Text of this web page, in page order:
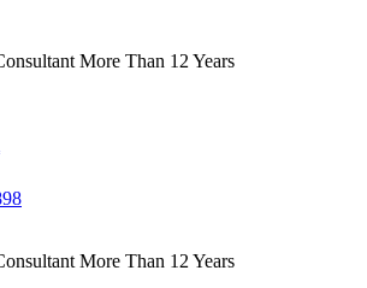
More Than 12 Years
More Than 12 Years